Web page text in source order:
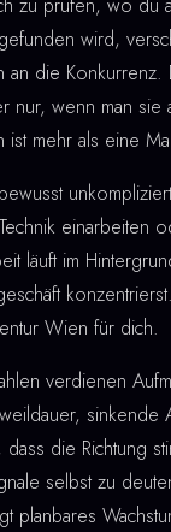
zu prüfen, wo du
wird,
an die Konkurrenz.
nur, wenn man sie
mehr als eine
einarbeiten
läuft im
Wien für dich.
verdienen
sinkende
die Richtung
selbst zu
planbares